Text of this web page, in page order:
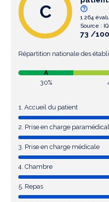
1 264
Source :
73 /100
C
Répartition nationale des
A
30%
1. Accueil du patient
2. Prise en charge
3. Prise en charge médicale
4. Chambre
5. Repas